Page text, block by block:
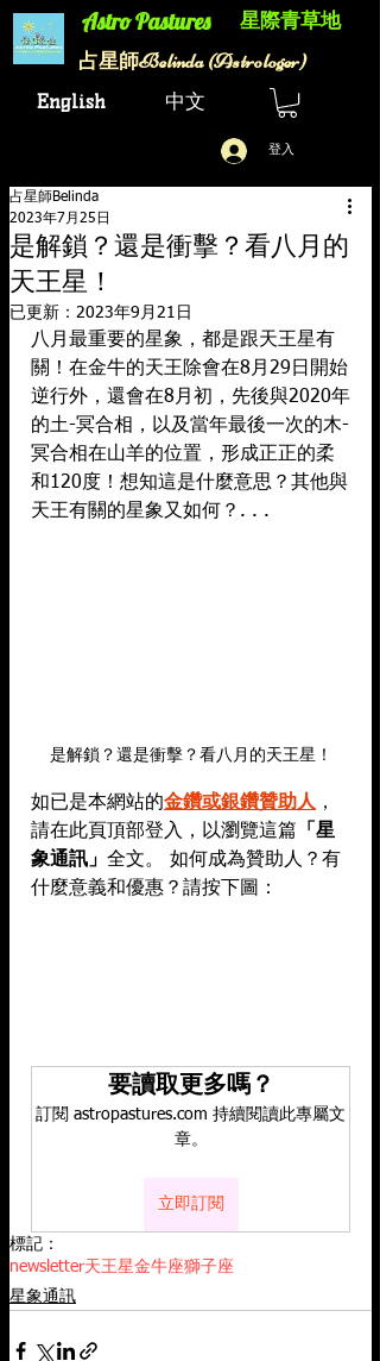
English 中文
Astro Pastures​
​占星師Belinda (Astrologer)
星際青草地
登入
是解鎖？還是衝擊？看八月的
天王星！
占星師Belinda
2023年7月25日
已更新： 2023年9月21日
八月最重要的星象，都是跟天王星有
關！在金牛的天王除會在8月29日開始
逆行外，還會在8月初，先後與2020年
的土-冥合相，以及當年最後一次的木-
冥合相在山羊的位置，形成正正的柔
和120度！想知這是什麼意思？其他與
天王有關的星象又如何？. . .
是解鎖？還是衝擊？看八月的天王星！
如已是本網站的金鑽或銀鑽贊助人 ，
請在此頁頂部登入，以瀏覽這篇
「星
象通訊」 全文。
如何成為贊助人？有
什麼意義和優惠？請按下圖：
要讀取更多嗎？
訂閱 astropastures.com 持續閱讀此專屬文
章。
立即訂閱
標記：
newsletter天王星金牛座獅子座
星象通訊